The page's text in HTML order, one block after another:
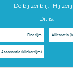
De bij zei blij: "Hij zei
Dit is:
Eindrijm Alliteratie
Assonantie (klinkerrijm)